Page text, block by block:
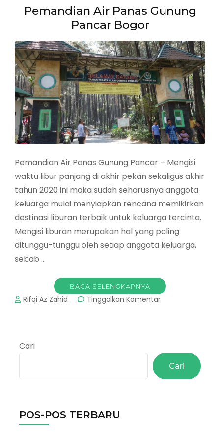
Berendam
Pemandian Air Panas Gunung
Pancar Bogor
Pemandian Air Panas Gunung Pancar – Mengisi
waktu libur panjang di akhir pekan sekaligus akhir
tahun 2020 ini maka sudah seharusnya anggota
keluarga mulai menyiapkan rencana memikirkan
destinasi liburan terbaik untuk keluarga tercinta.
Mengisi liburan merupakan hal yang paling
ditunggu-tunggu oleh setiap anggota keluarga,
sebab …
BACA SELENGKAPNYA
Rifqi Az Zahid Tinggalkan Komentarpada
Bogor
Cari
Cari
POS-POS TERBARU